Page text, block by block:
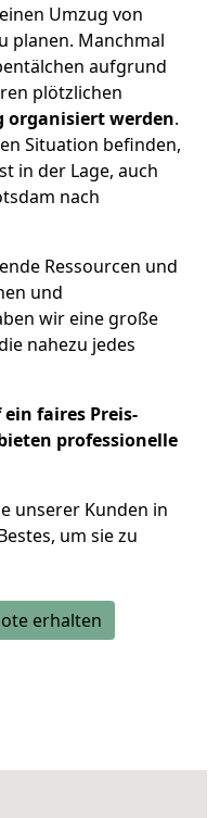
Umzug von
planen. Manchmal
aufgrund
plötzlichen
organisiert werden.
Situation befinden,
in der Lage, auch
nach
Ressourcen und
und
wir eine große
nahezu jedes
faires Preis-
professionelle
unserer Kunden in
um sie zu
erhalten